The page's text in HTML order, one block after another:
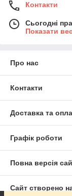
Контакти
Сьогодні
Показати
Про нас
Контакти
Доставка та
Графік роботи
Повна версія
Сайт створено